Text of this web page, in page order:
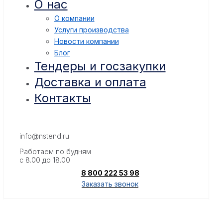
О нас
О компании
Услуги производства
Новости компании
Блог
Тендеры и госзакупки
Доставка и оплата
Контакты
info@nstend.ru
Работаем по будням
с 8.00 до 18.00
8 800 222 53 98
Заказать звонок